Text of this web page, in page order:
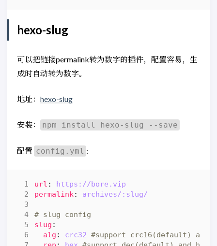
hexo-slug
可以把链接permalink转为数字的插件，配置容易，生
成时自动转为数字。
地址： hexo-slug
安装： npm install hexo-slug --save
配置 config.yml :
url :
https://bore.vip
permalink: archives/:slug/
# slug config
slug :
alg : crc32 #support crc16(default) and